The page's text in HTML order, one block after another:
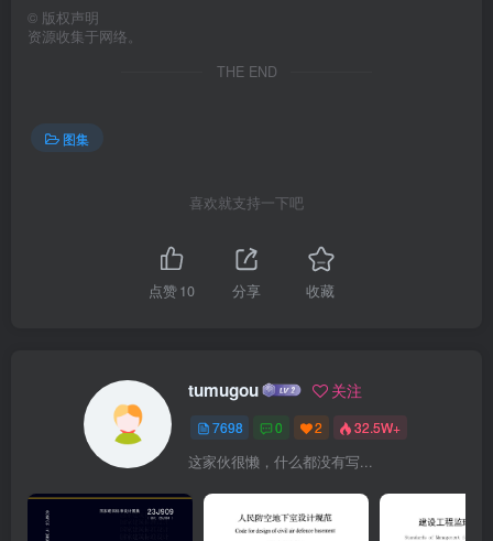
© 版权声明
资源收集于网络。
THE END
图集
喜欢就支持一下吧
点赞10 分享 收藏
tumugou 关注
7698 0 2 32.5W+
这家伙很懒，什么都没有写...